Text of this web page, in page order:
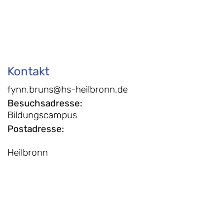
Kontakt
fynn.bruns@hs-heilbronn.de
Besuchsadresse:
Bildungscampus
Postadresse:
Heilbronn